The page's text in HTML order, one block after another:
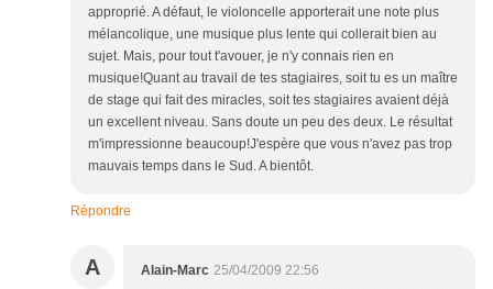
approprié. A défaut, le violoncelle apporterait une note plus
mélancolique, une musique plus lente qui collerait bien au
sujet. Mais, pour tout t'avouer, je n'y connais rien en
musique!Quant au travail de tes stagiaires, soit tu es un maître
de stage qui fait des miracles, soit tes stagiaires avaient déjà
un excellent niveau. Sans doute un peu des deux. Le résultat
m'impressionne beaucoup!J'espère que vous n'avez pas trop
mauvais temps dans le Sud. A bientôt.
Répondre
A Alain-Marc 25/04/2009 22:56